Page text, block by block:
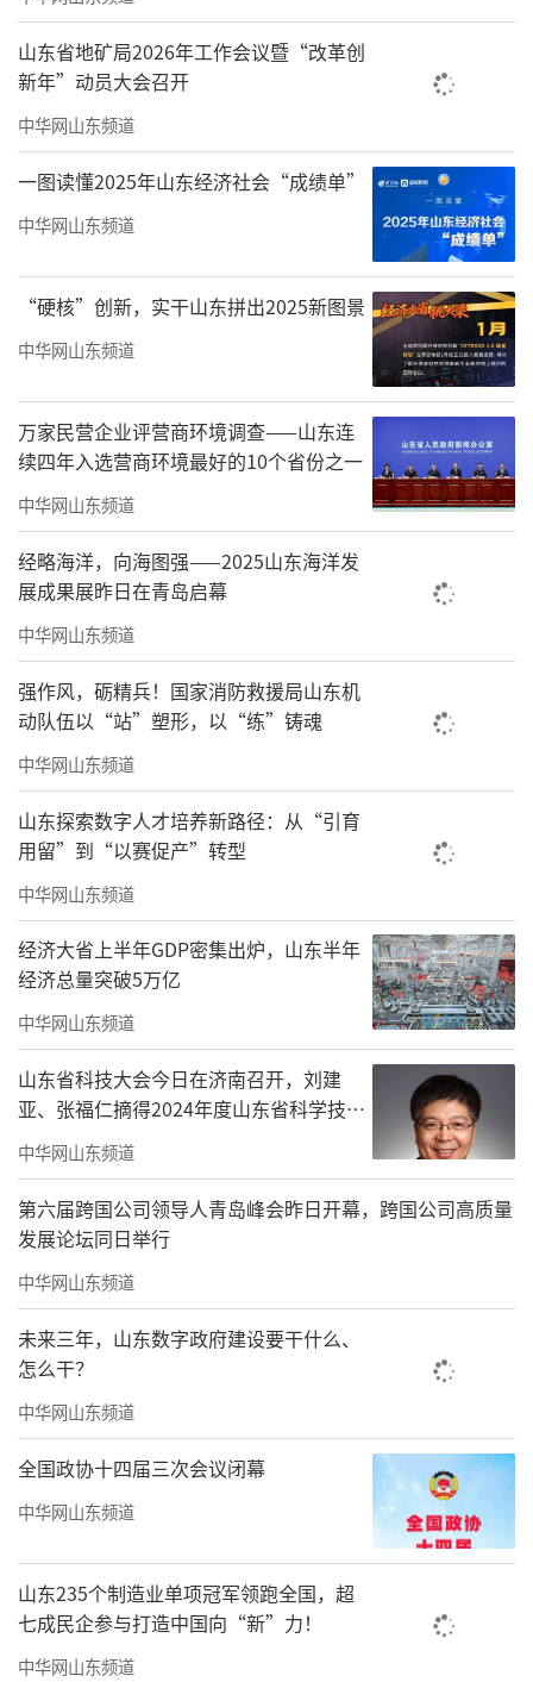
山东省地矿局2026年工作会议暨“改革创
新年”动员大会召开
中华网山东频道
一图读懂2025年山东经济社会“成绩单”
中华网山东频道
“硬核”创新，实干山东拼出2025新图景
中华网山东频道
万家民营企业评营商环境调查——山东连
续四年入选营商环境最好的10个省份之一
中华网山东频道
经略海洋，向海图强——2025山东海洋发
展成果展昨日在青岛启幕
中华网山东频道
强作风，砺精兵！国家消防救援局山东机
动队伍以“站”塑形，以“练”铸魂
中华网山东频道
山东探索数字人才培养新路径：从“引育
用留”到“以赛促产”转型
中华网山东频道
经济大省上半年GDP密集出炉，山东半年
经济总量突破5万亿
中华网山东频道
山东省科技大会今日在济南召开，刘建
亚、张福仁摘得2024年度山东省科学技术
奖最高奖！
中华网山东频道
第六届跨国公司领导人青岛峰会昨日开幕，跨国公司高质量
发展论坛同日举行
中华网山东频道
未来三年，山东数字政府建设要干什么、
怎么干？
中华网山东频道
全国政协十四届三次会议闭幕
中华网山东频道
山东235个制造业单项冠军领跑全国，超
七成民企参与打造中国向“新”力！
中华网山东频道